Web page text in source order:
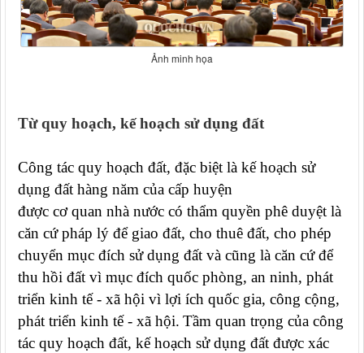
Ảnh minh họa
Từ quy hoạch, kế hoạch sử dụng đất
Công tác quy hoạch đất, đặc biệt là kế hoạch sử
dụng đất hàng năm của cấp huyện
được cơ quan nhà nước có thẩm quyền phê duyệt là
căn cứ pháp lý để giao đất, cho thuê đất, cho phép
chuyển mục đích sử dụng đất và cũng là căn cứ để
thu hồi đất vì mục đích quốc phòng, an ninh, phát
triển kinh tế - xã hội vì lợi ích quốc gia, công cộng,
phát triển kinh tế - xã hội. Tầm quan trọng của công
tác quy hoạch đất, kế hoạch sử dụng đất được xác